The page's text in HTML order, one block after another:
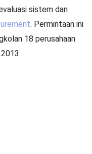
sistem dan
. Permintaan ini
18 perusahaan